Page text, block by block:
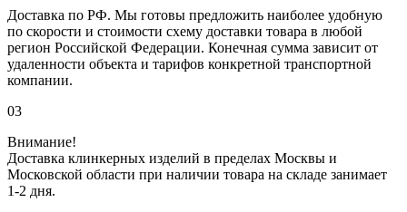
Доставка по РФ. Мы готовы предложить наиболее удобную
по скорости и стоимости схему доставки товара в любой
регион Российской Федерации. Конечная сумма зависит от
удаленности объекта и тарифов конкретной транспортной
компании.
03
Внимание!
Доставка клинкерных изделий в пределах Москвы и
Московской области при наличии товара на складе занимает
1-2 дня.